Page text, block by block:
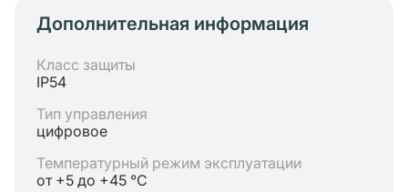
Дополнительная информация
Класс защиты
IP54
Тип управления
цифровое
Температурный режим эксплуатации
от +5 до +45 °C